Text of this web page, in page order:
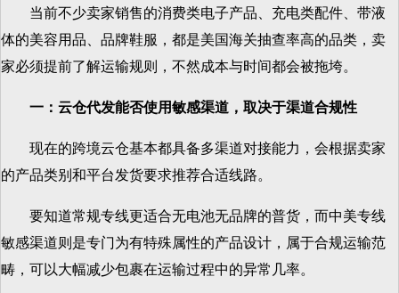
当前不少卖家销售的消费类电子产品、充电类配件、带液
体的美容用品、品牌鞋服，都是美国海关抽查率高的品类，卖
家必须提前了解运输规则，不然成本与时间都会被拖垮。
一：云仓代发能否使用敏感渠道，取决于渠道合规性
现在的跨境云仓基本都具备多渠道对接能力，会根据卖家
的产品类别和平台发货要求推荐合适线路。
要知道常规专线更适合无电池无品牌的普货，而中美专线
敏感渠道则是专门为有特殊属性的产品设计，属于合规运输范
畴，可以大幅减少包裹在运输过程中的异常几率。